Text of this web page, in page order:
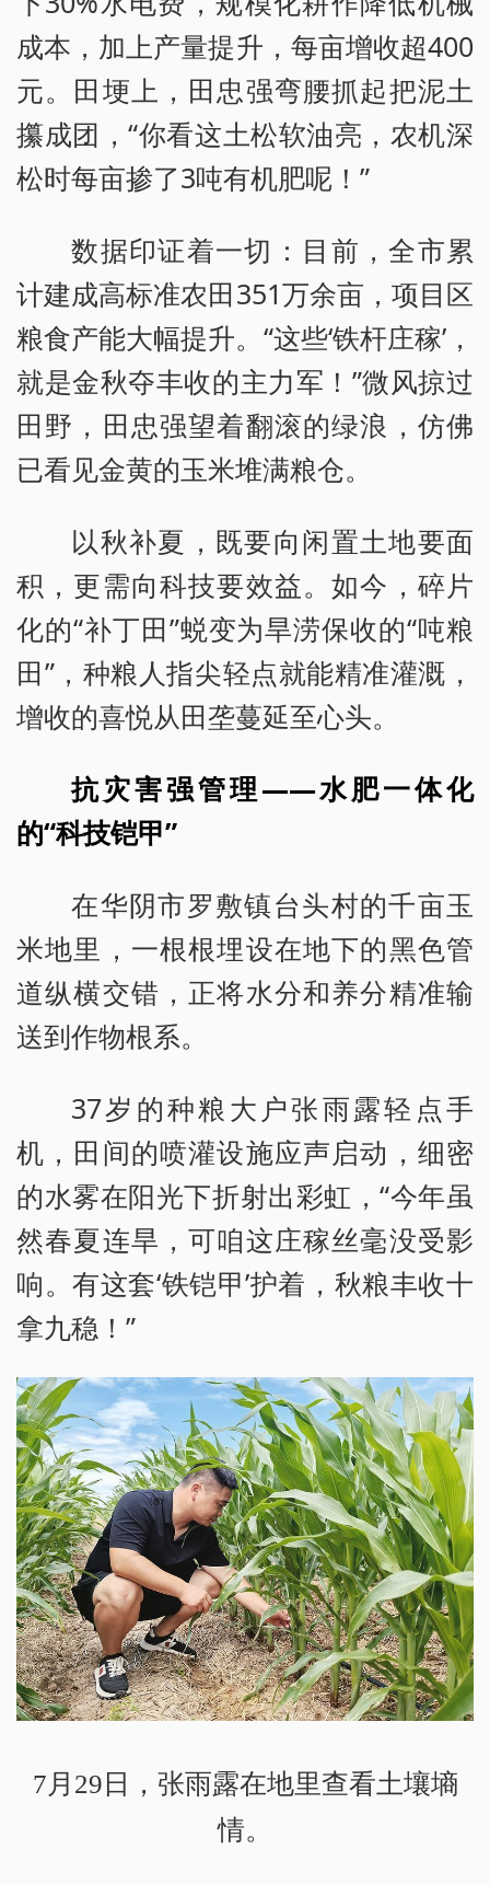
成本，加上产量提升，每亩增收超400
元。田埂上，田忠强弯腰抓起把泥土
攥成团，“你看这土松软油亮，农机深
松时每亩掺了3吨有机肥呢！”
数据印证着一切：目前，全市累
计建成高标准农田351万余亩，项目区
粮食产能大幅提升。“这些‘铁杆庄稼’，
就是金秋夺丰收的主力军！”微风掠过
田野，田忠强望着翻滚的绿浪，仿佛
已看见金黄的玉米堆满粮仓。
以秋补夏，既要向闲置土地要面
积，更需向科技要效益。如今，碎片
化的“补丁田”蜕变为旱涝保收的“吨粮
田”，种粮人指尖轻点就能精准灌溉，
增收的喜悦从田垄蔓延至心头。
抗灾害强管理——水肥一体化
的“科技铠甲”
在华阴市罗敷镇台头村的千亩玉
米地里，一根根埋设在地下的黑色管
道纵横交错，正将水分和养分精准输
送到作物根系。
37岁的种粮大户张雨露轻点手
机，田间的喷灌设施应声启动，细密
的水雾在阳光下折射出彩虹，“今年虽
然春夏连旱，可咱这庄稼丝毫没受影
响。有这套‘铁铠甲’护着，秋粮丰收十
拿九稳！”
7月29日，张雨露在地里查看土壤墒
情。